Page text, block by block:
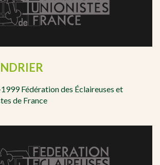
Fédération des Éclaireuses et
de France